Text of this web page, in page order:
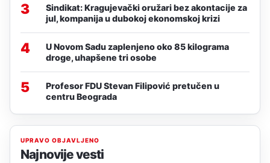
3
Sindikat: Kragujevački oružari bez akontacije za
jul, kompanija u dubokoj ekonomskoj krizi
4
U Novom Sadu zaplenjeno oko 85 kilograma
droge, uhapšene tri osobe
5
Profesor FDU Stevan Filipović pretučen u
centru Beograda
UPRAVO OBJAVLJENO
Najnovije vesti